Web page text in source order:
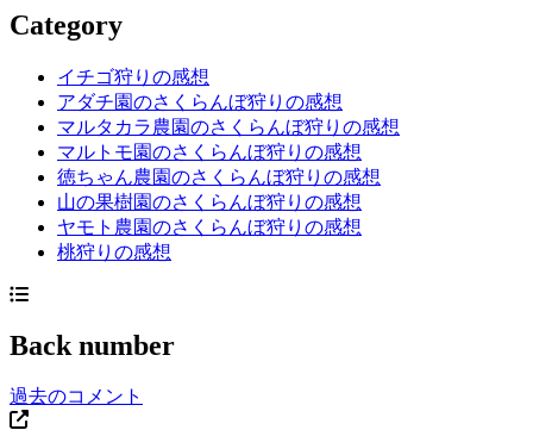
Category
イチゴ狩りの感想
アダチ園のさくらんぼ狩りの感想
マルタカラ農園のさくらんぼ狩りの感想
マルトモ園のさくらんぼ狩りの感想
徳ちゃん農園のさくらんぼ狩りの感想
山の果樹園のさくらんぼ狩りの感想
ヤモト農園のさくらんぼ狩りの感想
桃狩りの感想
Back number
過去のコメント